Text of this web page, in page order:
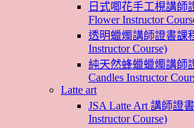
日式唧花手工梘講師
Flower Instructor
透明蠟燭講師證書課
Instructor Course)
純天然蜂蠟蠟燭講師
Candles Instructor
Latte art
JSA Latte Art 講師證
Instructor Course)